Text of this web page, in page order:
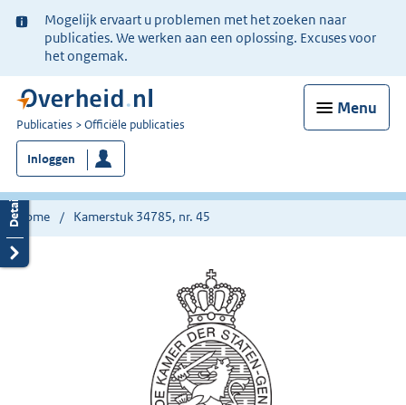
Ter
informatie:
Mogelijk ervaart u problemen met het zoeken naar
publicaties. We werken aan een oplossing. Excuses voor
het ongemak.
Menu
U
bent
nu
hier:
Publicaties Officiële publicaties
Inloggen
Home Kamerstuk 34785, nr. 45